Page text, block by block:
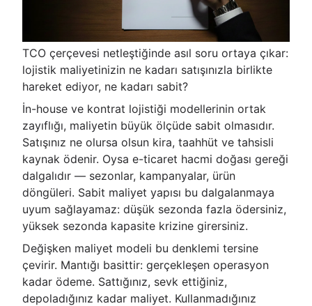
TCO çerçevesi netleştiğinde asıl soru ortaya çıkar:
lojistik maliyetinizin ne kadarı satışınızla birlikte
hareket ediyor, ne kadarı sabit?
İn-house ve kontrat lojistiği modellerinin ortak
zayıflığı, maliyetin büyük ölçüde sabit olmasıdır.
Satışınız ne olursa olsun kira, taahhüt ve tahsisli
kaynak ödenir. Oysa e-ticaret hacmi doğası gereği
dalgalıdır — sezonlar, kampanyalar, ürün
döngüleri. Sabit maliyet yapısı bu dalgalanmaya
uyum sağlayamaz: düşük sezonda fazla ödersiniz,
yüksek sezonda kapasite krizine girersiniz.
Değişken maliyet modeli bu denklemi tersine
çevirir. Mantığı basittir: gerçekleşen operasyon
kadar ödeme. Sattığınız, sevk ettiğiniz,
depoladığınız kadar maliyet. Kullanmadığınız